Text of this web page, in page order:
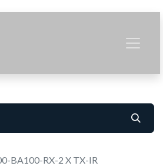
BA100-RX-2 X TX-IR